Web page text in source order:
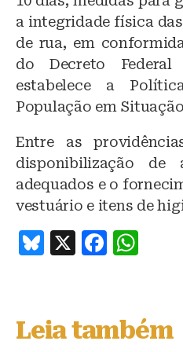
a integridade física
de rua, em
do Decreto Federal
estabelece a
População em
Entre as
disponibilização de
adequados e o
vestuário e itens de
B
s
k
X
F
e
b
s
A
Leia também